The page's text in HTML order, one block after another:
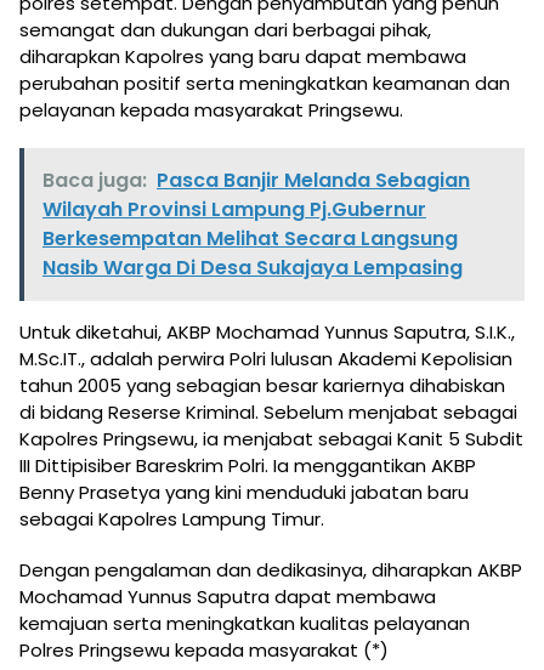
semangat dan dukungan dari berbagai pihak,
diharapkan Kapolres yang baru dapat membawa
perubahan positif serta meningkatkan keamanan dan
pelayanan kepada masyarakat Pringsewu.
Baca juga: Pasca Banjir Melanda Sebagian
Wilayah Provinsi Lampung Pj.Gubernur
Berkesempatan Melihat Secara Langsung
Nasib Warga Di Desa Sukajaya Lempasing
Untuk diketahui, AKBP Mochamad Yunnus Saputra, S.I.K.,
M.Sc.IT., adalah perwira Polri lulusan Akademi Kepolisian
tahun 2005 yang sebagian besar kariernya dihabiskan
di bidang Reserse Kriminal. Sebelum menjabat sebagai
Kapolres Pringsewu, ia menjabat sebagai Kanit 5 Subdit
III Dittipisiber Bareskrim Polri. Ia menggantikan AKBP
Benny Prasetya yang kini menduduki jabatan baru
sebagai Kapolres Lampung Timur.
Dengan pengalaman dan dedikasinya, diharapkan AKBP
Mochamad Yunnus Saputra dapat membawa
kemajuan serta meningkatkan kualitas pelayanan
Polres Pringsewu kepada masyarakat (*)